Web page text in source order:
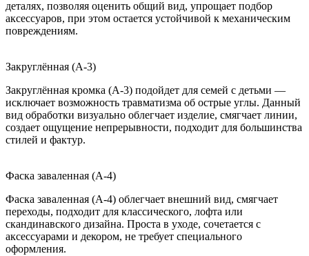
деталях, позволяя оценить общий вид, упрощает подбор
аксессуаров, при этом остается устойчивой к механическим
повреждениям.
Закруглённая (A-3)
Закруглённая кромка (A-3) подойдет для семей с детьми —
исключает возможность травматизма об острые углы. Данный
вид обработки визуально облегчает изделие, смягчает линии,
создает ощущение непрерывности, подходит для большинства
стилей и фактур.
Фаска заваленная (A-4)
Фаска заваленная (A-4) облегчает внешний вид, смягчает
переходы, подходит для классического, лофта или
скандинавского дизайна. Проста в уходе, сочетается с
аксессуарами и декором, не требует специального
оформления.